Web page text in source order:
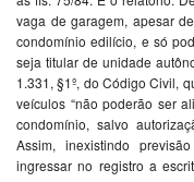
vaga de garagem, apesar
condomínio edilício, e só
seja titular de unidade
1.331, §1º, do Código Civil,
veículos “não poderão ser
condomínio, salvo
Assim, inexistindo
ingressar no registro a